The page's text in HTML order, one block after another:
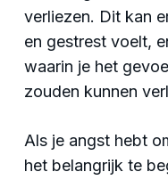
verliezen. Dit kan
en gestrest voelt,
waarin je het
zouden kunnen
Als je angst hebt
het belangrijk te